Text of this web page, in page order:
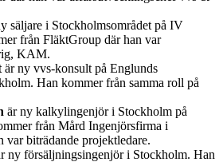
säljare i Stockholmsområdet på IV
från FläktGroup där han var
KAM.
är ny vvs-konsult på Englunds
Han kommer från samma roll på
är ny kalkylingenjör i Stockholm på
från Mård Ingenjörsfirma i
var biträdande projektledare.
ny försäljningsingenjör i Stockholm. Han